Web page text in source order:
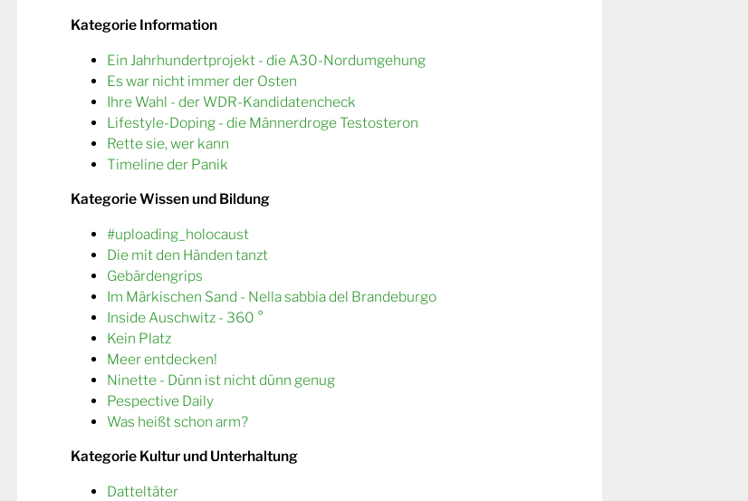
Kategorie Information
Ein Jahrhundertprojekt - die A30-Nordumgehung
Es war nicht immer der Osten
Ihre Wahl - der WDR-Kandidatencheck
Lifestyle-Doping - die Männerdroge Testosteron
Rette sie, wer kann
Timeline der Panik
Kategorie Wissen und Bildung
#uploading_holocaust
Die mit den Händen tanzt
Gebärdengrips
Im Märkischen Sand - Nella sabbia del Brandeburgo
Inside Auschwitz - 360 °
Kein Platz
Meer entdecken!
Ninette - Dünn ist nicht dünn genug
Pespective Daily
Was heißt schon arm?
Kategorie Kultur und Unterhaltung
Datteltäter